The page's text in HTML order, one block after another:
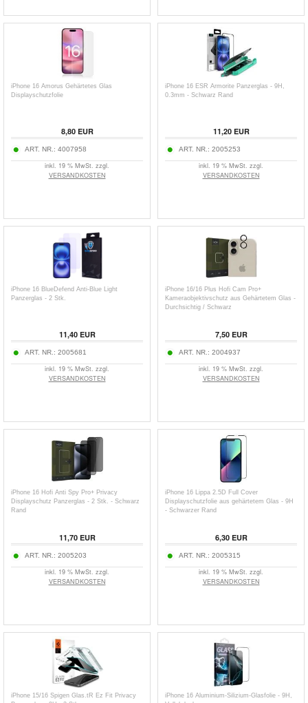
iPhone 16 Amorus Gehärtetes Glas
Displayschutzfolie
8,80EUR
ART. NR.: 4007958
inkl. 19 % MwSt. zzgl.
VERSANDKOSTEN
iPhone 16 ESR Armorite Panzerglas - 9H,
0.3mm - Schwarz Rand
11,20EUR
ART. NR.: 2005253
inkl. 19 % MwSt. zzgl.
VERSANDKOSTEN
iPhone 16 BlueDefend Anti-Blue Light
Panzerglas - 2 Stk.
11,40EUR
ART. NR.: 2005681
inkl. 19 % MwSt. zzgl.
VERSANDKOSTEN
iPhone 16/16 Plus Hofi Cam Pro+
Kameraobjektivschutz aus Gehärtetem Glas -
Durchsichtig / Schwarz
7,50EUR
ART. NR.: 2004937
inkl. 19 % MwSt. zzgl.
VERSANDKOSTEN
iPhone 16 Hofi Anti Spy Pro+ Privacy
Displayschutz Panzerglas - 2 Stk. - Schwarz
Rand
11,70EUR
ART. NR.: 2005203
inkl. 19 % MwSt. zzgl.
VERSANDKOSTEN
iPhone 16 Lippa 2.5D Full Cover
Displayschutzfolie aus gehärtetem Glas - 9H
- Schwarzer Rand
6,30EUR
ART. NR.: 2005315
inkl. 19 % MwSt. zzgl.
VERSANDKOSTEN
iPhone 15/16 Spigen Glas.tR Ez Fit Privacy
iPhone 16 Aluminium-Silizium-Glasfolie - 9H,